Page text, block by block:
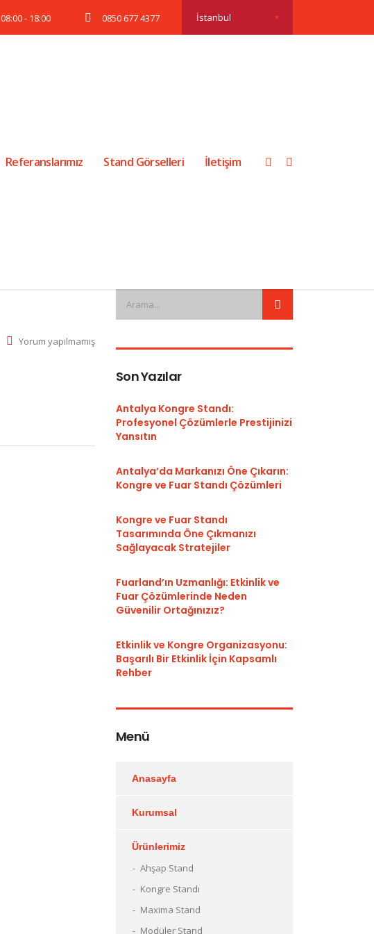
İstanbul
08:00 - 18:00 0850 677 4377
Referanslarımız Stand Görselleri İletişim
Yorum yapılmamış
Son Yazılar
Antalya Kongre Standı:
Profesyonel Çözümlerle Prestijinizi
Yansıtın
Antalya’da Markanızı Öne Çıkarın:
Kongre ve Fuar Standı Çözümleri
Kongre ve Fuar Standı
Tasarımında Öne Çıkmanızı
Sağlayacak Stratejiler
Fuarland’ın Uzmanlığı: Etkinlik ve
Fuar Çözümlerinde Neden
Güvenilir Ortağınızız?
Etkinlik ve Kongre Organizasyonu:
Başarılı Bir Etkinlik İçin Kapsamlı
Rehber
Menü
Anasayfa
Kurumsal
Ürünlerimiz
Ahşap Stand
Kongre Standı
Maxima Stand
Modüler Stand